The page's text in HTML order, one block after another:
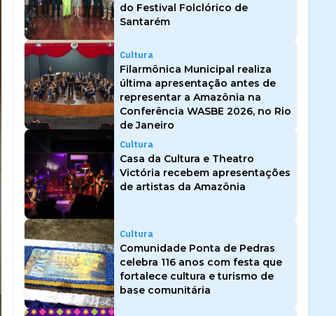
do Festival Folclórico de
Santarém
Cultura
Filarmônica Municipal realiza
última apresentação antes de
representar a Amazônia na
Conferência WASBE 2026, no Rio
de Janeiro
Cultura
Casa da Cultura e Theatro
Victória recebem apresentações
de artistas da Amazônia
Cultura
Comunidade Ponta de Pedras
celebra 116 anos com festa que
fortalece cultura e turismo de
base comunitária